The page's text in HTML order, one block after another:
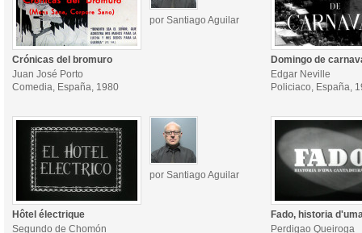
por Santiago Aguilar
Crónicas del bromuro
Juan José Porto
Comedia, España, 1980
Domingo de
Edgar Neville
Policiaco, España,
por Santiago Aguilar
Hôtel électrique
Segundo de Chomón
Fado, historia
Perdigao Queiroga